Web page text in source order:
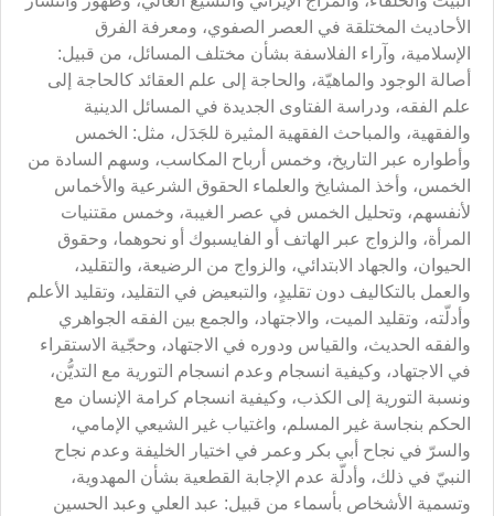
الأحاديث المختلقة في العصر الصفوي، ومعرفة الفرق
الإسلامية، وآراء الفلاسفة بشأن مختلف المسائل، من قبيل:
أصالة الوجود والماهيّة، والحاجة إلى علم العقائد كالحاجة إلى
علم الفقه، ودراسة الفتاوى الجديدة في المسائل الدينية
والفقهية، والمباحث الفقهية المثيرة للجَدَل، مثل: الخمس
وأطواره عبر التاريخ، وخمس أرباح المكاسب، وسهم السادة من
الخمس، وأخذ المشايخ والعلماء الحقوق الشرعية والأخماس
لأنفسهم، وتحليل الخمس في عصر الغيبة، وخمس مقتنيات
المرأة، والزواج عبر الهاتف أو الفايسبوك أو نحوهما، وحقوق
الحيوان، والجهاد الابتدائي، والزواج من الرضيعة، والتقليد،
والعمل بالتكاليف دون تقليدٍ، والتبعيض في التقليد، وتقليد الأعلم
وأدلّته، وتقليد الميت، والاجتهاد، والجمع بين الفقه الجواهري
والفقه الحديث، والقياس ودوره في الاجتهاد، وحجّية الاستقراء
في الاجتهاد، وكيفية انسجام وعدم انسجام التورية مع التديُّن،
ونسبة التورية إلى الكذب، وكيفية انسجام كرامة الإنسان مع
الحكم بنجاسة غير المسلم، واغتياب غير الشيعي الإمامي،
والسرّ في نجاح أبي بكر وعمر في اختيار الخليفة وعدم نجاح
النبيّ في ذلك، وأدلّة عدم الإجابة القطعية بشأن المهدوية،
وتسمية الأشخاص بأسماء من قبيل: عبد العلي وعبد الحسين